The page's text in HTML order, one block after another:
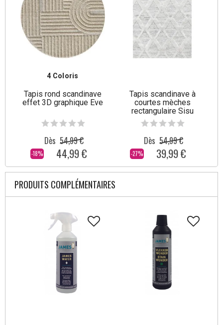
4 Coloris
Tapis rond scandinave
effet 3D graphique Eve
-18%
Dès 54,99 €
44,99 €
Tapis scandinave à
courtes mèches
rectangulaire Sisu
-27%
Dès 54,99 €
39,99 €
PRODUITS COMPLÉMENTAIRES